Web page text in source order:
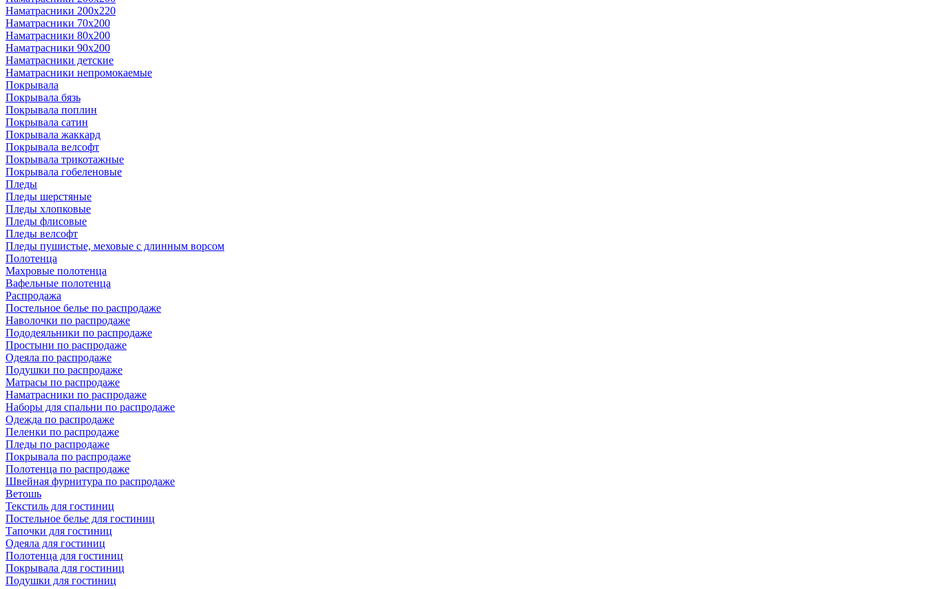
Наматрасники 200х220
Наматрасники 70х200
Наматрасники 80х200
Наматрасники 90х200
Наматрасники детские
Наматрасники непромокаемые
Покрывала
Покрывала бязь
Покрывала поплин
Покрывала сатин
Покрывала жаккард
Покрывала велсофт
Покрывала трикотажные
Покрывала гобеленовые
Пледы
Пледы шерстяные
Пледы хлопковые
Пледы флисовые
Пледы велсофт
Пледы пушистые, меховые с длинным ворсом
Полотенца
Махровые полотенца
Вафельные полотенца
Распродажа
Постельное белье по распродаже
Наволочки по распродаже
Пододеяльники по распродаже
Простыни по распродаже
Одеяла по распродаже
Подушки по распродаже
Матрасы по распродаже
Наматрасники по распродаже
Наборы для спальни по распродаже
Одежда по распродаже
Пеленки по распродаже
Пледы по распродаже
Покрывала по распродаже
Полотенца по распродаже
Швейная фурнитура по распродаже
Ветошь
Текстиль для гостиниц
Постельное белье для гостиниц
Тапочки для гостиниц
Одеяла для гостиниц
Полотенца для гостиниц
Покрывала для гостиниц
Подушки для гостиниц